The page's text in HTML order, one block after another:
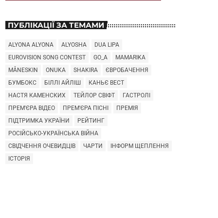
ПУБЛІКАЦІЇ ЗА ТЕМАМИ
ALYONA ALYONA ALYOSHA
DUA LIPA
EUROVISION SONG CONTEST
GO_A
MAMARIKA
MÅNESKIN
ONUKA SHAKIRA
ЄВРОБАЧЕННЯ
БУМБОКС
БІЛЛІ АЙЛІШ
КАНЬЄ ВЕСТ
НАСТЯ КАМЕНСКИХ
ТЕЙЛОР СВІФТ
ГАСТРОЛІ
ПРЕМ'ЄРА ВІДЕО
ПРЕМ'ЄРА ПІСНІ
ПРЕМІЯ
ПІДТРИМКА УКРАЇНИ
РЕЙТИНГ
РОСІЙСЬКО-УКРАЇНСЬКА ВІЙНА
СВІДЧЕННЯ ОЧЕВИДЦІВ
ЧАРТИ
ІНФОРМ ЩЕПЛЕННЯ
ІСТОРІЯ